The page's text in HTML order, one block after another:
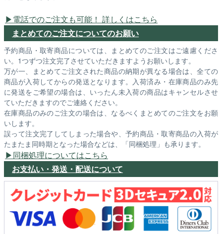
電話でのご注文も可能！ 詳しくはこちら
まとめてのご注文についてのお願い
予約商品・取寄商品については、まとめてのご注文はご遠慮くださ
い。1つずつ注文完了させていただきますようお願いします。
万が一、まとめてご注文された商品の納期が異なる場合は、全ての
商品が入荷してからの発送となります。入荷済み・在庫商品のみ先
に発送をご希望の場合は、いったん未入荷の商品はキャンセルさせ
ていただきますのでご連絡ください。
在庫商品のみのご注文の場合は、なるべくまとめてのご注文をお願
いします。
誤って注文完了してしまった場合や、予約商品・取寄商品の入荷が
たまたま同時期となった場合などは、「同梱処理」も承ります。
同梱処理についてはこちら
お支払い・発送・配送について